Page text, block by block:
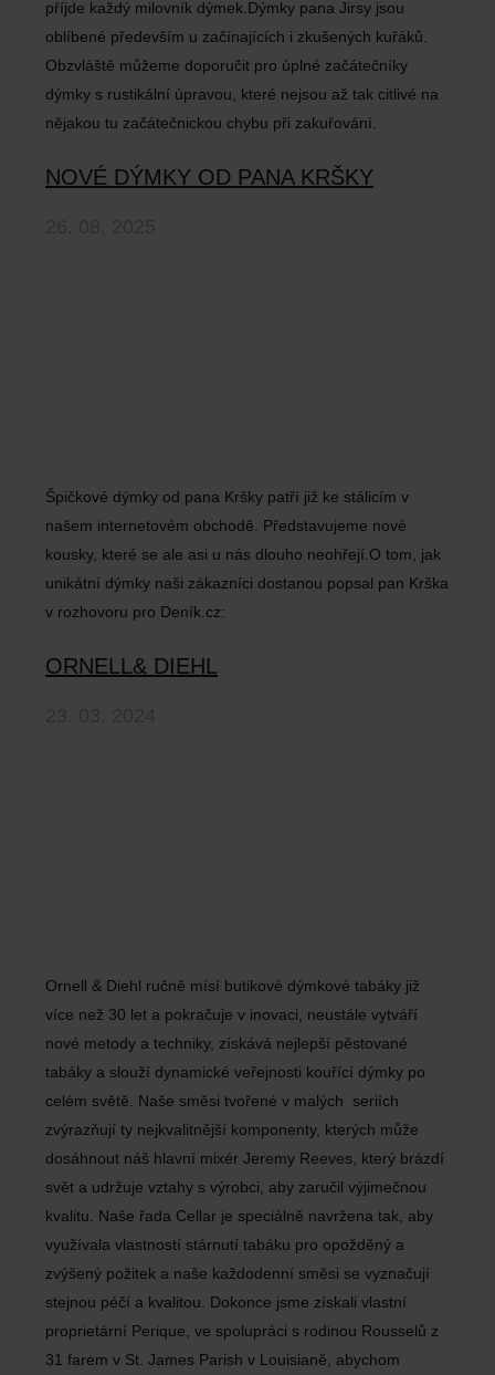
příjde každý milovník dýmek.Dýmky pana Jirsy jsou
oblíbené především u začínajících i zkušených kuřáků.
Obzvláště můžeme doporučit pro úplné začátečníky
dýmky s rustikální úpravou, které nejsou až tak citlivé na
nějakou tu začátečnickou chybu při zakuřování.
NOVÉ DÝMKY OD PANA KRŠKY
Špičkové dýmky od pana Kršky patří již ke stálicím v
našem internetovém obchodě. Představujeme nové
kousky, které se ale asi u nás dlouho neohřejí.O tom, jak
unikátní dýmky naši zákazníci dostanou popsal pan Krška
v rozhovoru pro Deník.cz:
ORNELL& DIEHL
Ornell & Diehl ručně mísí butikové dýmkové tabáky již
více než 30 let a pokračuje v inovaci, neustále vytváří
nové metody a techniky, získává nejlepší pěstované
tabáky a slouží dynamické veřejnosti kouřící dýmky po
celém světě. Naše směsi tvořené v malých seriích
zvýrazňují ty nejkvalitnější komponenty, kterých může
dosáhnout náš hlavní mixér Jeremy Reeves, který brázdí
svět a udržuje vztahy s výrobci, aby zaručil výjimečnou
kvalitu. Naše řada Cellar je speciálně navržena tak, aby
využívala vlastností stárnutí tabáku pro opožděný a
zvýšený požitek a naše každodenní směsi se vyznačují
stejnou péčí a kvalitou. Dokonce jsme získali vlastní
proprietární Perique, ve spolupráci s rodinou Rousselů z
31 farem v St. James Parish v Louisianě, abychom